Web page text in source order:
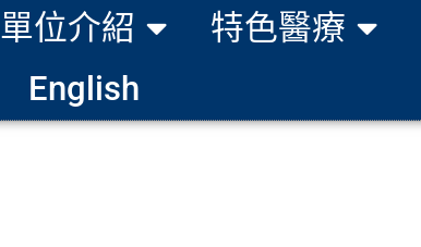
單位介紹 特色醫療
English